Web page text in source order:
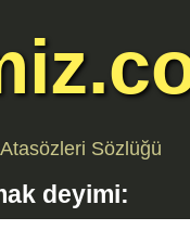
Sözlüğü
deyimi: